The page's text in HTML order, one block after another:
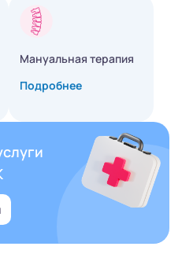
Мануальная терапия
Подробнее